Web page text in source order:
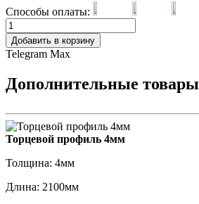
Способы оплаты:
Добавить в корзину
Telegram Max
Дополнительные товары
Торцевой профиль 4мм
Толщина: 4мм
Длина: 2100мм